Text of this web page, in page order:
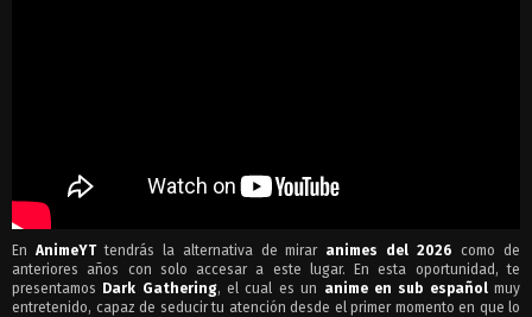
Yayoi Hozuki
En AnimeYTtendrás la alternativa de mirar animes del 2026 como de
anteriores años con solo accesar a este lugar. En esta oportunidad, te
presentamos Dark Gathering, el cual es un anime en sub españolmuy
entretenido, capaz de seducir tu atención desde el primer momento en que lo